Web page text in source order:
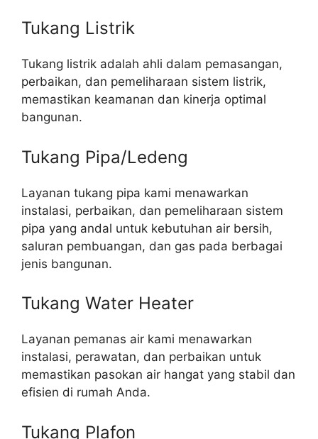
Tukang Listrik
Tukang listrik adalah ahli dalam pemasangan,
perbaikan, dan pemeliharaan sistem listrik,
memastikan keamanan dan kinerja optimal
bangunan.
Tukang Pipa/Ledeng
Layanan tukang pipa kami menawarkan
instalasi, perbaikan, dan pemeliharaan sistem
pipa yang andal untuk kebutuhan air bersih,
saluran pembuangan, dan gas pada berbagai
jenis bangunan.
Tukang Water Heater
Layanan pemanas air kami menawarkan
instalasi, perawatan, dan perbaikan untuk
memastikan pasokan air hangat yang stabil dan
efisien di rumah Anda.
Tukang Plafon